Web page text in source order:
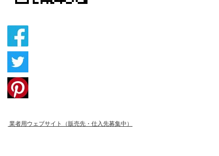
業者用ウェブサイト（販売先・仕入先募集中）